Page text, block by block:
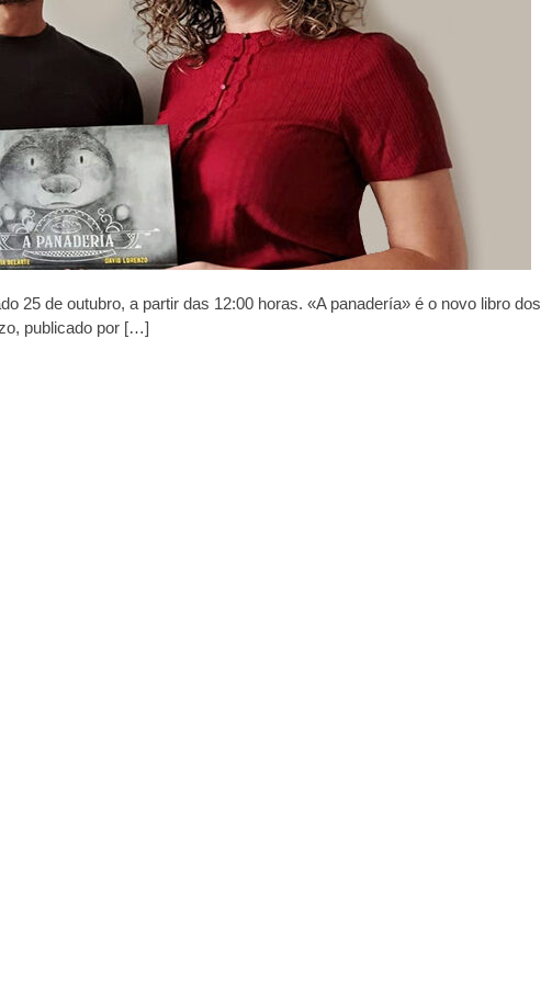
panadería»
25 de outubro, a partir das 12:00 horas. «A panadería» é o novo libro dos
publicado por […]